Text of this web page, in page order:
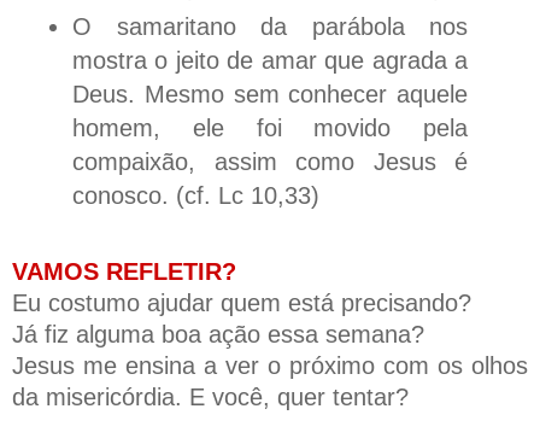
O samaritano da parábola nos
mostra o jeito de amar que agrada a
Deus. Mesmo sem conhecer aquele
homem, ele foi movido pela
compaixão, assim como Jesus é
conosco. (cf. Lc 10,33)
VAMOS REFLETIR?
Eu costumo ajudar quem está precisando?
Já fiz alguma boa ação essa semana?
Jesus me ensina a ver o próximo com os olhos
da misericórdia. E você, quer tentar?